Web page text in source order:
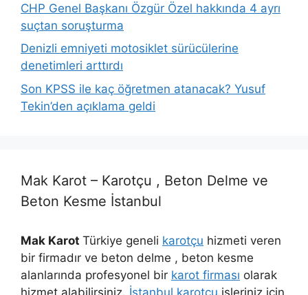
CHP Genel Başkanı Özgür Özel hakkında 4 ayrı
suçtan soruşturma
Denizli emniyeti motosiklet sürücülerine
denetimleri arttırdı
Son KPSS ile kaç öğretmen atanacak? Yusuf
Tekin’den açıklama geldi
Mak Karot – Karotçu , Beton Delme ve
Beton Kesme İstanbul
Mak Karot Türkiye geneli karotçu hizmeti veren
bir firmadır ve beton delme , beton kesme
alanlarında profesyonel bir karot firması olarak
hizmet alabilirsiniz. İstanbul karotçu işleriniz için